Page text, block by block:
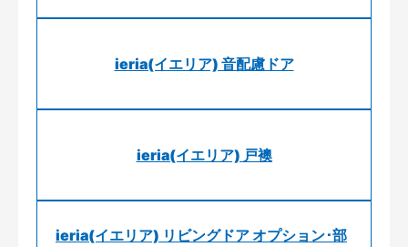
ieria(イエリア) 音配慮ドア
ieria(イエリア) 戸襖
ieria(イエリア) リビングドア オプション･部